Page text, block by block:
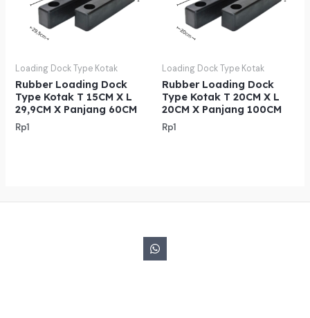
Loading Dock Type Kotak
Rubber Loading Dock
Type Kotak T 15CM X L
29,9CM X Panjang 60CM
Rp1
Loading Dock Type Kotak
Rubber Loading Dock
Type Kotak T 20CM X L
20CM X Panjang 100CM
Rp1